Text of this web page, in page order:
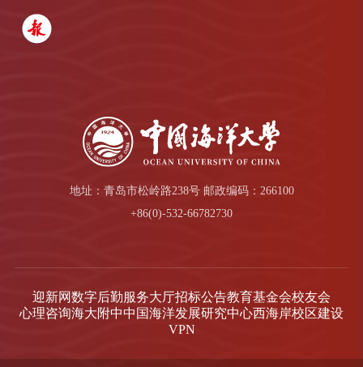
地址：青岛市松岭路238号 邮政编码：266100
+86(0)-532-66782730
迎新网数字后勤服务大厅招标公告教育基金会校友会
心理咨询海大附中中国海洋发展研究中心西海岸校区建设
VPN